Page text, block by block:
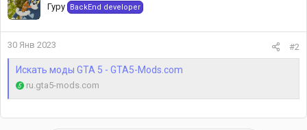
Гуру BackEnd developer
30 Янв 2023 #2
Искать моды GTA 5 - GTA5-Mods.com
ru.gta5-mods.com